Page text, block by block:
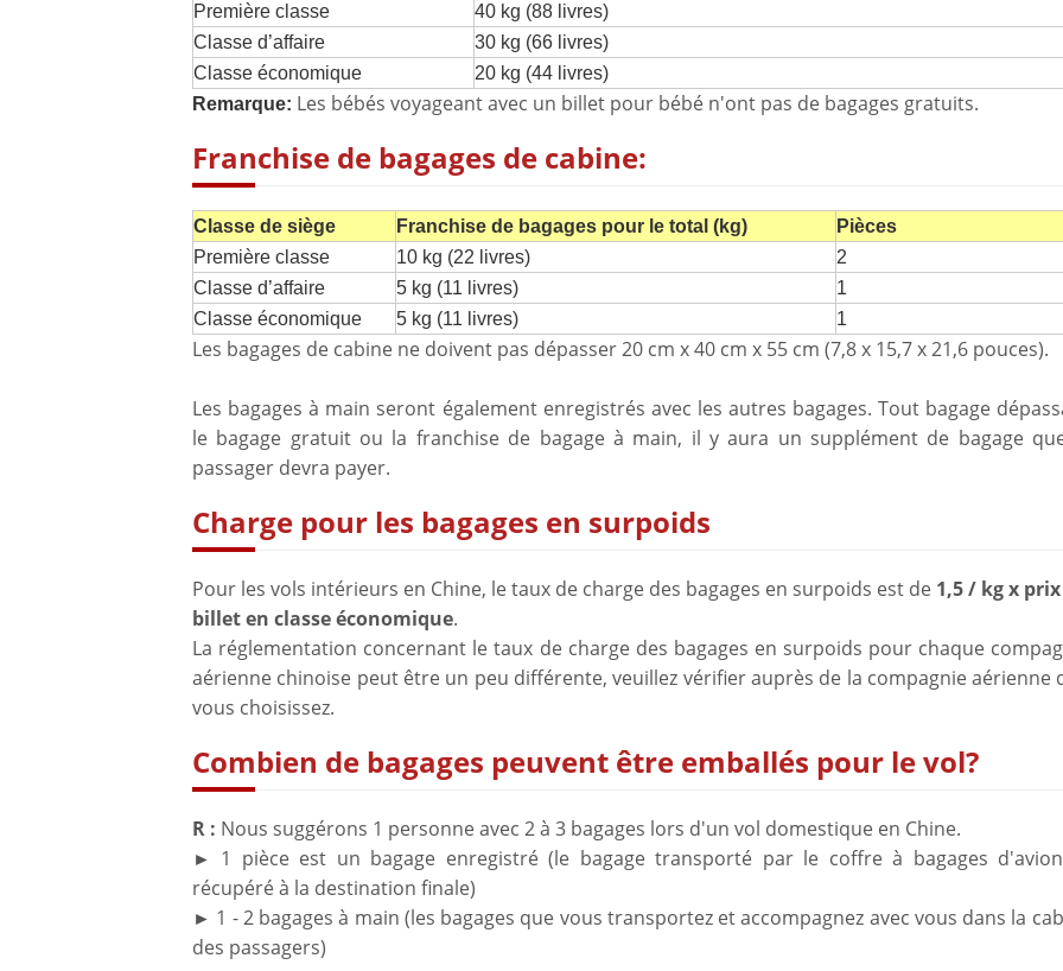
Première classe
40 kg (88 livres)
Classe d’affaire
30 kg (66 livres)
Classe économique
20 kg (44 livres)
Remarque: Les bébés voyageant avec un billet pour bébé n'ont pas de bagages gratuits.
Franchise de bagages de cabine:
Classe de siège Franchise de bagages pour le total (kg)
Pièces
Première classe
10 kg (22 livres)
2
Classe d’affaire
5 kg (11 livres)
1
Classe économique
5 kg (11 livres) 1
Les bagages de cabine ne doivent pas dépasser 20 cm x 40 cm x 55 cm (7,8 x 15,7 x 21,6 pouces).
Les bagages à main seront également enregistrés avec les autres bagages. Tout bagage
le bagage gratuit ou la franchise de bagage à main, il y aura un supplément de bagage
passager devra payer.
Charge pour les bagages en surpoids
Pour les vols intérieurs en Chine, le taux de charge des bagages en surpoids est de 1,5 / kg x
billet en classe économique.
La réglementation concernant le taux de charge des bagages en surpoids pour chaque
aérienne chinoise peut être un peu différente, veuillez vérifier auprès de la compagnie aérienne
vous choisissez.
Combien de bagages peuvent être emballés pour le vol?
R : Nous suggérons 1 personne avec 2 à 3 bagages lors d'un vol domestique en Chine.
►
1 pièce est un bagage enregistré (le bagage transporté par le coffre à bagages
récupéré à la destination finale)
► 1 - 2 bagages à main (les bagages que vous transportez et accompagnez avec vous dans la
des passagers)